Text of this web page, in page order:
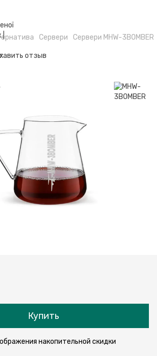
Сервери Сервери MHW-3BOMBER
отзыв
Купить
накопительной скидки